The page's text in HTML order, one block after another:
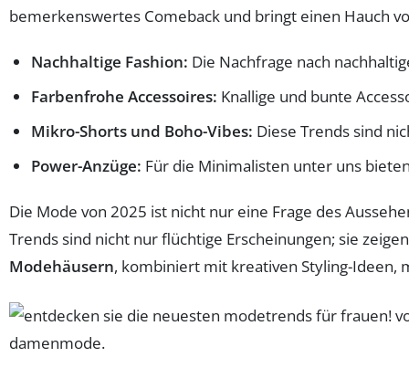
bemerkenswertes Comeback und bringt einen Hauch
Nachhaltige Fashion: Die Nachfrage nach
Farbenfrohe Accessoires: Knallige und bunte
Mikro-Shorts und Boho-Vibes: Diese Trends sind
Power-Anzüge: Für die Minimalisten unter uns
Die Mode von 2025 ist nicht nur eine Frage des
Trends sind nicht nur flüchtige Erscheinungen; sie
Modehäusern, kombiniert mit kreativen Styling-Ideen,